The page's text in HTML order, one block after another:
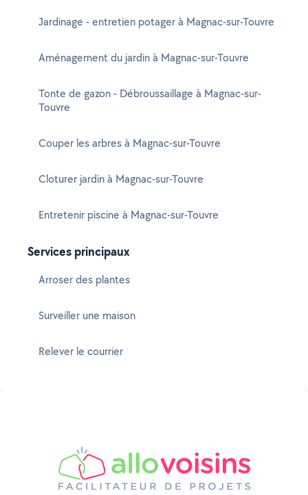
Jardinage - entretien potager à Magnac-sur-Touvre
Aménagement du jardin à Magnac-sur-Touvre
Tonte de gazon - Débroussaillage à Magnac-sur-
Touvre
Couper les arbres à Magnac-sur-Touvre
Cloturer jardin à Magnac-sur-Touvre
Entretenir piscine à Magnac-sur-Touvre
Services principaux
Arroser des plantes
Surveiller une maison
Relever le courrier